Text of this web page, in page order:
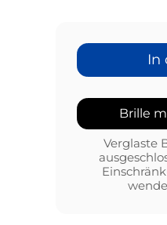
In
Brille
Verglaste